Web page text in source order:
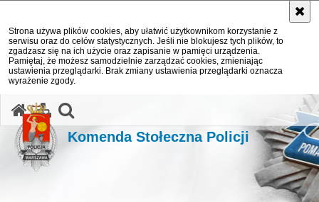
Strona używa plików cookies, aby ułatwić użytkownikom korzystanie z
serwisu oraz do celów statystycznych. Jeśli nie blokujesz tych plików, to
zgadzasz się na ich użycie oraz zapisanie w pamięci urządzenia.
Pamiętaj, że możesz samodzielnie zarządzać cookies, zmieniając
ustawienia przeglądarki. Brak zmiany ustawienia przeglądarki oznacza
wyrażenie zgody.
Komenda Stołeczna Policji